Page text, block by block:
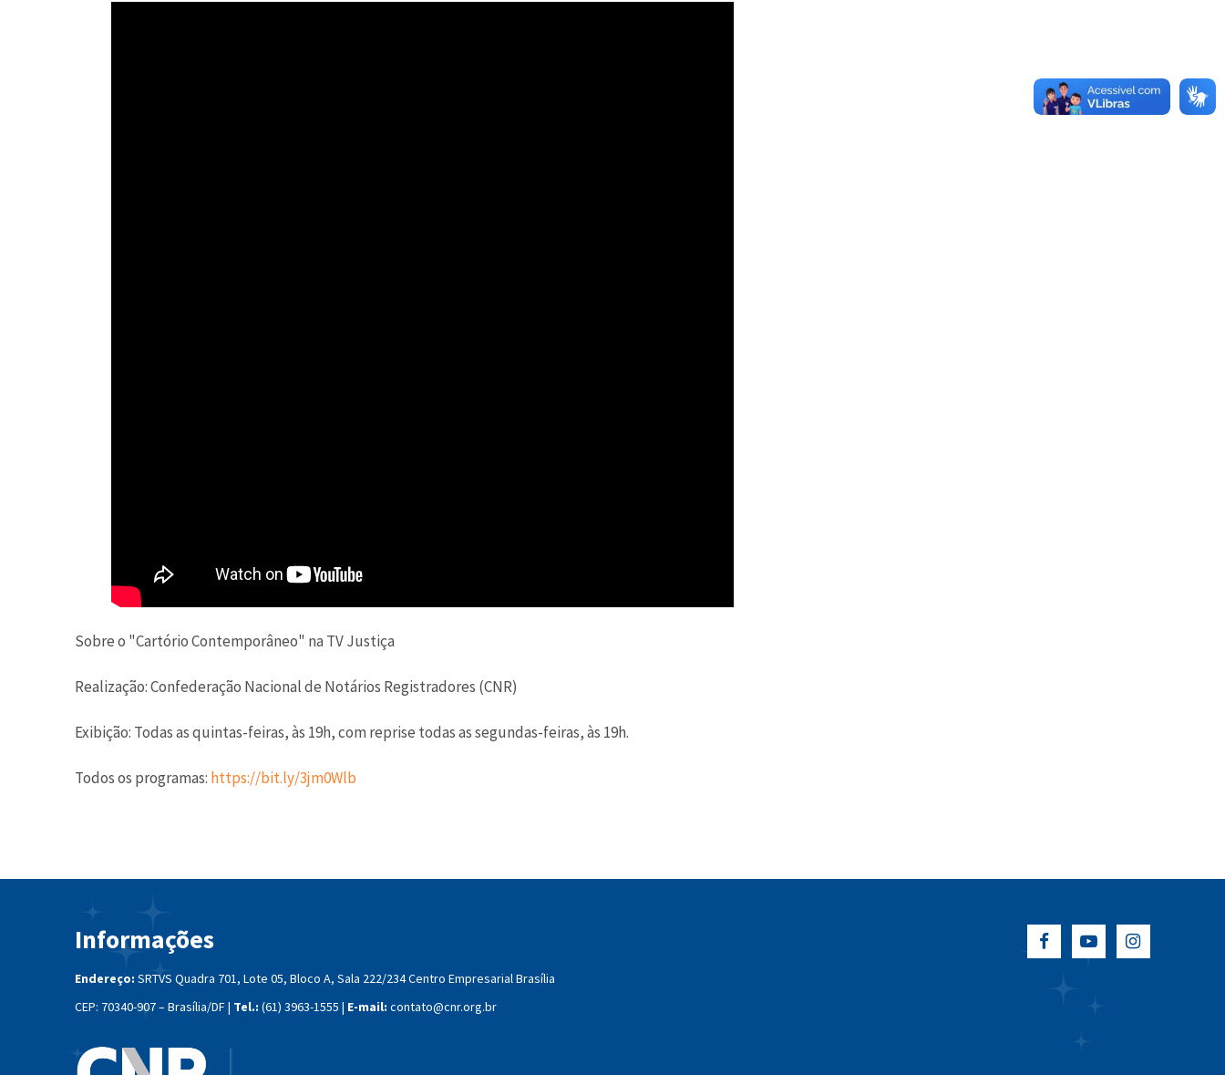
Sobre o "Cartório Contemporâneo" na TV Justiça
Realização: Confederação Nacional de Notários Registradores (CNR)
Exibição: Todas as quintas-feiras, às 19h, com reprise todas as segundas-feiras, às 19h.
Todos os programas: https://bit.ly/3jm0Wlb
Informações
Endereço: SRTVS Quadra 701, Lote 05, Bloco A, Sala 222/234Centro Empresarial Brasília
CEP: 70340-907 – Brasília/DF | Tel.: (61) 3963-1555 | E-mail: contato@cnr.org.br